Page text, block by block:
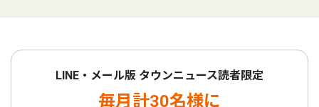
LINE・メール版 タウンニュース読者限定
毎月計30名様に